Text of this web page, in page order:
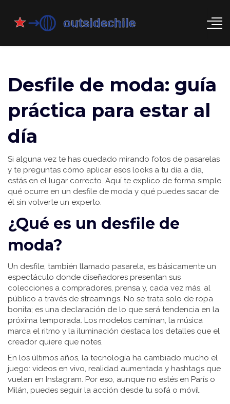
Desfile de moda: guía
práctica para estar al
día
Si alguna vez te has quedado mirando fotos de pasarelas
y te preguntas cómo aplicar esos looks a tu día a día,
estás en el lugar correcto. Aquí te explico de forma simple
qué ocurre en un desfile de moda y qué puedes sacar de
él sin volverte un experto.
¿Qué es un desfile de
moda?
Un desfile, también llamado pasarela, es básicamente un
espectáculo donde diseñadores presentan sus
colecciones a compradores, prensa y, cada vez más, al
público a través de streamings. No se trata solo de ropa
bonita; es una declaración de lo que será tendencia en la
próxima temporada. Los modelos caminan, la música
marca el ritmo y la iluminación destaca los detalles que el
creador quiere que notes.
En los últimos años, la tecnología ha cambiado mucho el
juego: videos en vivo, realidad aumentada y hashtags que
vuelan en Instagram. Por eso, aunque no estés en París o
Milán, puedes seguir la acción desde tu sofá o móvil.